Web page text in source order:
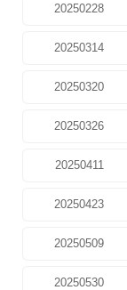
20250228
20250314
20250320
20250326
20250411
20250423
20250509
20250530